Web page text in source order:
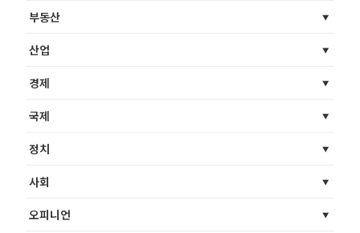
부동산
산업
경제
국제
정치
사회
오피니언